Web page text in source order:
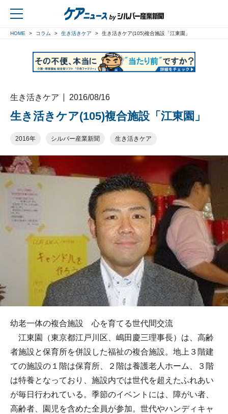
HOME コラム 生き活きケア 生き活きケア(105)複合施設「江東園」
生き活きケア 2016/08/16
生き活きケア(105)複合施設「江東園」
2016年 シルバー産業新聞 生き活きケア
幼老一体の複合施設 心を育てる世代間交流
江東園（東京都江戸川区、嶋田慶三理事長）は、高齢
者施設と保育所を併設した福祉の複合施設。地上３階建
ての施設の１階は保育所、２階は養護老人ホーム、３階
は特養となっており、施設内では世代を超えたふれあい
が毎日行われている。季節のイベントには、障がい者、
高齢者、園児を含めた全員が参加。世代やハンディキャ